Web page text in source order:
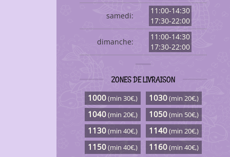
samedi:
11:00-14:30
17:30-22:00
dimanche:
11:00-14:30
17:30-22:00
ZONES DE LIVRAISON
1000(min 30€,) 1030(min 20€,)
1040(min 20€,) 1050(min 50€,)
1130(min 40€,) 1140(min 20€,)
1150(min 40€,) 1160(min 40€,)